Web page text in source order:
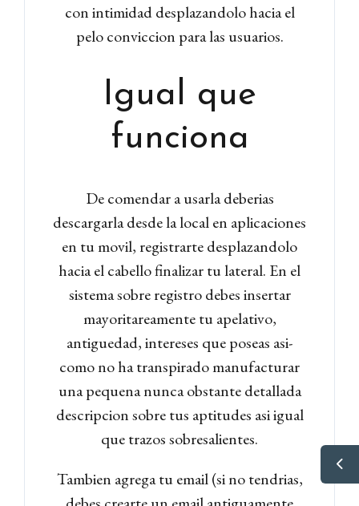
con intimidad desplazandolo hacia el
pelo conviccion para las usuarios.
Igual que
funciona
De comendar a usarla deberias
descargarla desde la local en aplicaciones
en tu movil, registrarte desplazandolo
hacia el cabello finalizar tu lateral. En el
sistema sobre registro debes insertar
mayoritareamente tu apelativo,
antiguedad, intereses que poseas asi­
como no ha transpirado manufacturar
una pequena nunca obstante detallada
descripcion sobre tus aptitudes asi igual
que trazos sobresalientes.
Tambien agrega tu email (si no tendrias,